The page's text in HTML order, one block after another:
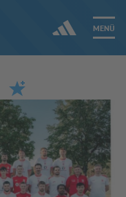
MENÜ
Jetzt einloggen